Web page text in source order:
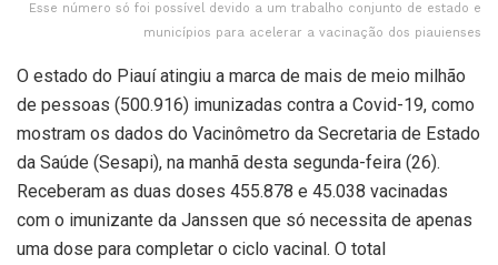
Esse número só foi possível devido a um trabalho conjunto de estado e
municípios para acelerar a vacinação dos piauienses
O estado do Piauí atingiu a marca de mais de meio milhão
de pessoas (500.916) imunizadas contra a Covid-19, como
mostram os dados do Vacinômetro da Secretaria de Estado
da Saúde (Sesapi), na manhã desta segunda-feira (26).
Receberam as duas doses 455.878 e 45.038 vacinadas
com o imunizante da Janssen que só necessita de apenas
uma dose para completar o ciclo vacinal. O total